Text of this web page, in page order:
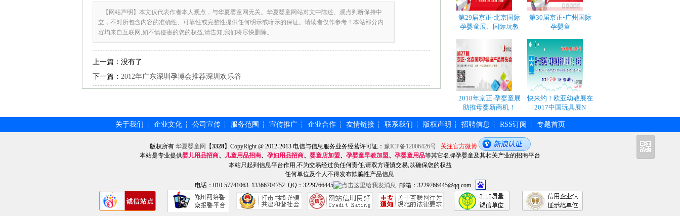
【网站声明】本文仅代表作者本人观点，与华夏婴童网无关。华夏婴童网站对文中陈述、观点判断保持中
立，不对所包含内容的准确性、可靠性或完整性提供任何明示或暗示的保证。请读者仅作参考！本站部分内
容均来自互联网,如不慎侵害的您的权益,请告知,我们将尽快删除。
上一篇： 没有了
下一篇： 2012年广东深圳孕博会推荐深圳欢乐谷
第29届京正·北京国际
孕婴童展、国际玩教
第30届京正•广州国际
孕婴童
2018年京正·孕婴童展
助推母婴新商机！
快来约！欧亚幼教展在
2017中国玩具展N
关于我们 ┆ 企业文化 ┆ 公司宣传 ┆ 服务范围 ┆ 宣传推广 ┆ 企业合作 ┆ 友情链接 ┆ 联系我们 ┆ 版权声明 ┆ 招聘信息 ┆ RSS订阅 ┆ 专题首页
版权所有 华夏婴童网 【3328】CopyRight @ 2012-2013 电信与信息服务业务经营许可证： 豫ICP备12006426号
关注官方微博
本站是专业提供婴儿用品招商、 儿童用品招商、 孕妇用品招商、 婴童店加盟、 孕婴童早教加盟、 孕婴童用品等其它名牌孕婴童及其相关产业的招商平台
本站只起到信息平台作用,不为交易经过负任何责任,请双方谨慎交易,以确保您的权益
任何单位及个人不得发布欺骗性产品信息
电话：010-57741063 13366704752 QQ：3229766445
邮箱：3229766445@qq.com